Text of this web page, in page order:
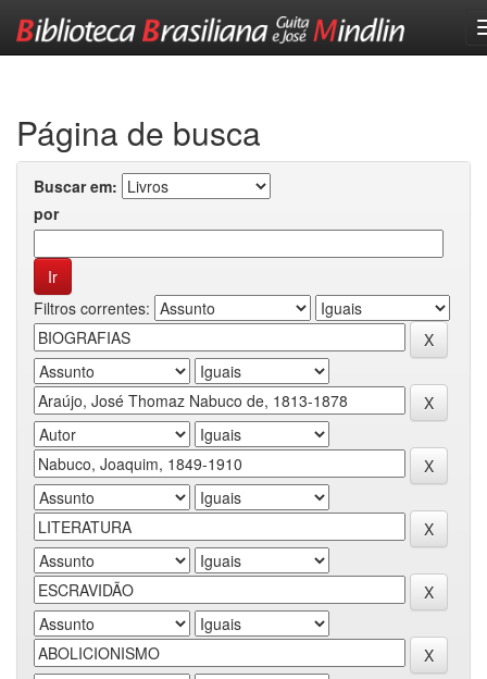
Página de busca
Buscar em:
por
Filtros correntes: